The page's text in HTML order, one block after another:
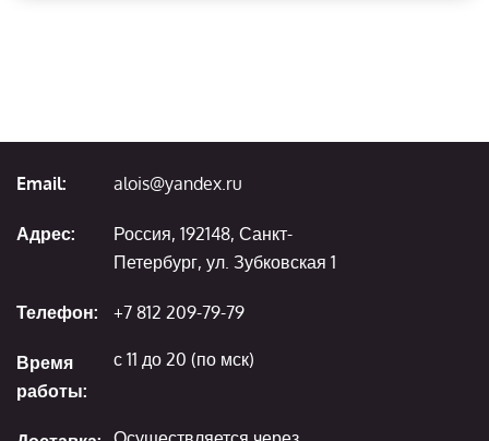
Email: alois@yandex.ru
Адрес:
Россия, 192148, Санкт-
Петербург, ул. Зубковская 1
Телефон: +7 812 209-79-79
Время
работы:
с 11 до 20 (по мск)